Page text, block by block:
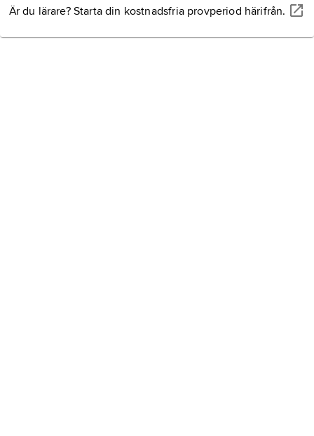
Är du lärare? Starta din kostnadsfria provperiod härifrån.